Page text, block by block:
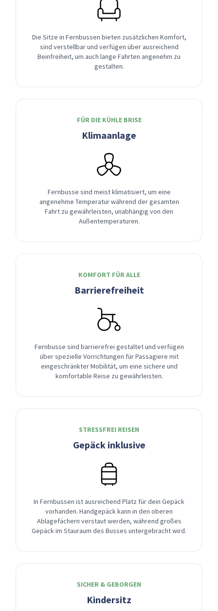
Die Sitze in Fernbussen bieten zusätzlichen Komfort,
sind verstellbar und verfügen über ausreichend
Beinfreiheit, um auch lange Fahrten angenehm zu
gestalten.
FÜR DIE KÜHLE BRISE
Klimaanlage
Fernbusse sind meist klimatisiert, um eine
angenehme Temperatur während der gesamten
Fahrt zu gewährleisten, unabhängig von den
Außentemperaturen.
KOMFORT FÜR ALLE
Barrierefreiheit
Fernbusse sind barrierefrei gestaltet und verfügen
über spezielle Vorrichtungen für Passagiere mit
eingeschränkter Mobilität, um eine sichere und
komfortable Reise zu gewährleisten.
STRESSFREI REISEN
Gepäck inklusive
In Fernbussen ist ausreichend Platz für dein Gepäck
vorhanden. Handgepäck kann in den oberen
Ablagefächern verstaut werden, während großes
Gepäck im Stauraum des Busses untergebracht wird.
SICHER & GEBORGEN
Kindersitz